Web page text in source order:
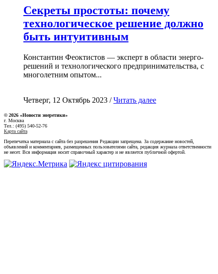
Секреты простоты: почему
технологическое решение должно
быть интуитивным
Константин Феоктистов — эксперт в области энерго-
решений и технологического предпринимательства, с
многолетним опытом...
Четверг, 12 Октябрь 2023 /Читать далее
© 2026 «Новости энеретики»
г. Москва
Тел.: (495) 540-52-76
Карта сайта
Перепечатка материала с сайта без разрешения Редакции запрещена. За содержание новостей,
объявлений и комментариев, размещенных пользователями сайта, редакция журнала ответственности
не несет. Вся информация носит справочный характер и не является публичной офертой.